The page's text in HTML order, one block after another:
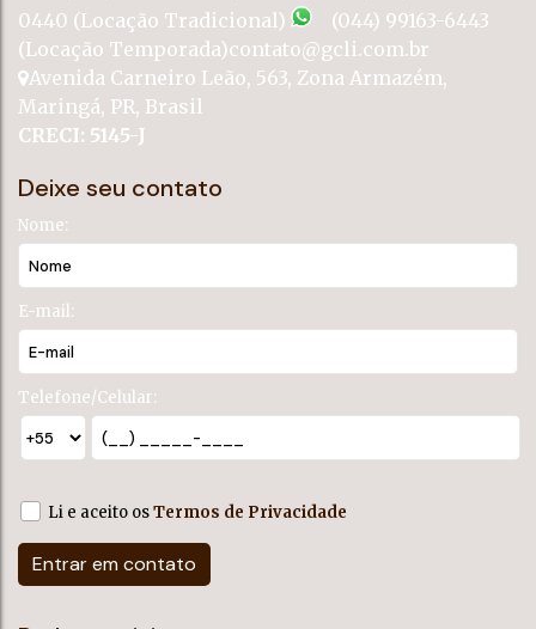
0440 (Locação Tradicional)
(044) 99163-6443
(Locação Temporada)contato@gcli.com.br
Avenida Carneiro Leão, 563, Zona Armazém,
Maringá, PR, Brasil
CRECI: 5145-J
Deixe seu contato
Nome:
E-mail:
Telefone/Celular:
Li e aceito osTermos de Privacidade